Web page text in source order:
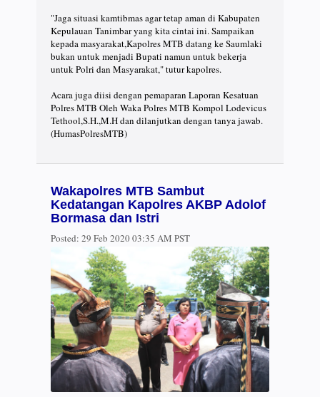
"Jaga situasi kamtibmas agar tetap aman di Kabupaten
Kepulauan Tanimbar yang kita cintai ini. Sampaikan
kepada masyarakat,Kapolres MTB datang ke Saumlaki
bukan untuk menjadi Bupati namun untuk bekerja
untuk Polri dan Masyarakat," tutur kapolres.
Acara juga diisi dengan pemaparan Laporan Kesatuan
Polres MTB Oleh Waka Polres MTB Kompol Lodevicus
Tethool,S.H.,M.H dan dilanjutkan dengan tanya jawab.
(HumasPolresMTB)
Wakapolres MTB Sambut
Kedatangan Kapolres AKBP Adolof
Bormasa dan Istri
Posted: 29 Feb 2020 03:35 AM PST